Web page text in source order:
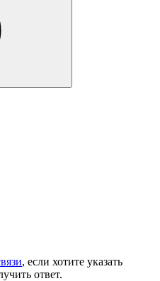
, если хотите указать
ответ.